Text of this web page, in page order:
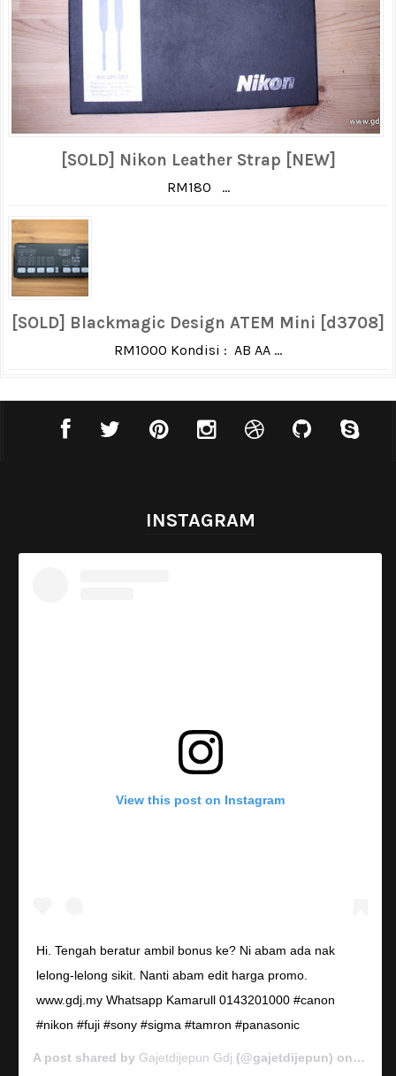
[SOLD] Nikon Leather Strap [NEW]
RM180 ...
[SOLD] Blackmagic Design ATEM Mini [d3708]
RM1000 Kondisi : AB AA ...
INSTAGRAM
View this post on Instagram
Hi. Tengah beratur ambil bonus ke? Ni abam ada nak
lelong-lelong sikit. Nanti abam edit harga promo.
www.gdj.my Whatsapp Kamarull 0143201000 #canon
#nikon #fuji #sony #sigma #tamron #panasonic
A post shared by Gajetdijepun Gdj (@gajetdijepun) on Jan 7,